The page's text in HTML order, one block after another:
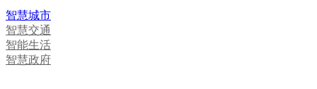
智慧城市
智慧交通
智能生活
智慧政府